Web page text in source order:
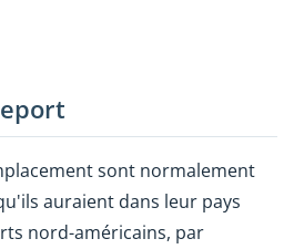
sont normalement
auraient dans leur pays
nord-américains, par